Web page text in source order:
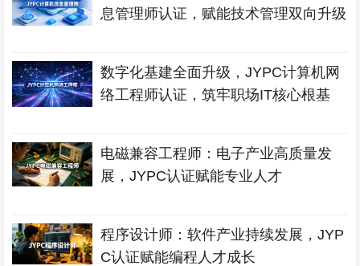
息管理师认证，赋能技术管理双向升级
数字化基建全面升级，JYPC计算机网
络工程师认证，筑牢职场IT核心根基
电磁兼容工程师：电子产业高质量发
展，JYPC认证赋能专业人才
程序设计师：软件产业持续发展，JYP
C认证赋能编程人才成长